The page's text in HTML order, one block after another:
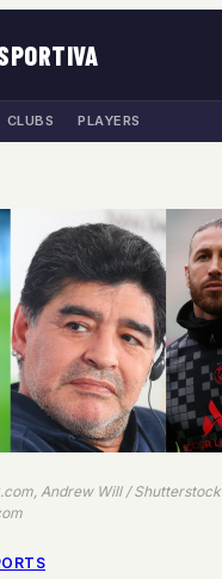
CLUBS PLAYERS
Andrew Will /